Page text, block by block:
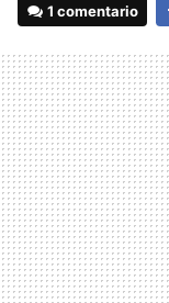
1 comentario